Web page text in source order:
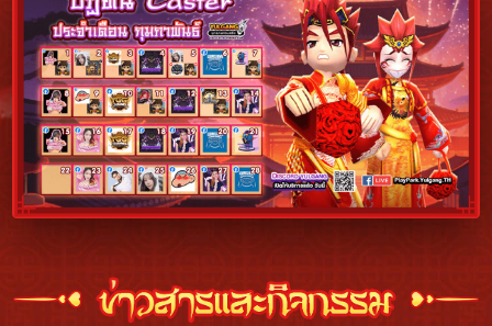
ข่าวสารล่าสุดและกิจกรรมเกมโยวกัง - Yulgang News